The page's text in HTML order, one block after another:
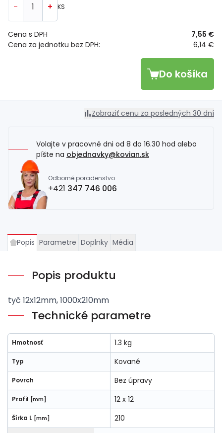
- + KS
Cena za jednotku bez DPH: 6,14 €
Cena s DPH 7,55 €
Do košíka
Zobraziť cenu za posledných 30 dní
Volajte v pracovné dni od 8 do 16.30 hod alebo
píšte na objednavky@kovian.sk
Odborné poradenstvo
+421 347 746 006
Popis Parametre Doplnky Média
Popis produktu
tyč 12x12mm, 1000x210mm
Technické parametre
Hmotnosť 1.3 kg
Typ Kované
Povrch Bez úpravy
Profil [mm] 12 x 12
Šírka L [mm] 210